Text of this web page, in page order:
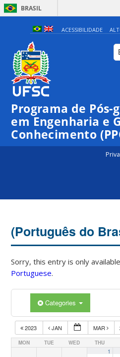
BRASIL
ACESSIBILIDADE
Programa de Pós-
em Engenharia e
Conhecimento
(Português do
Sorry, this entry is only
Portuguese.
Categories
2023 JAN MAR
MON TUE WED THU
1